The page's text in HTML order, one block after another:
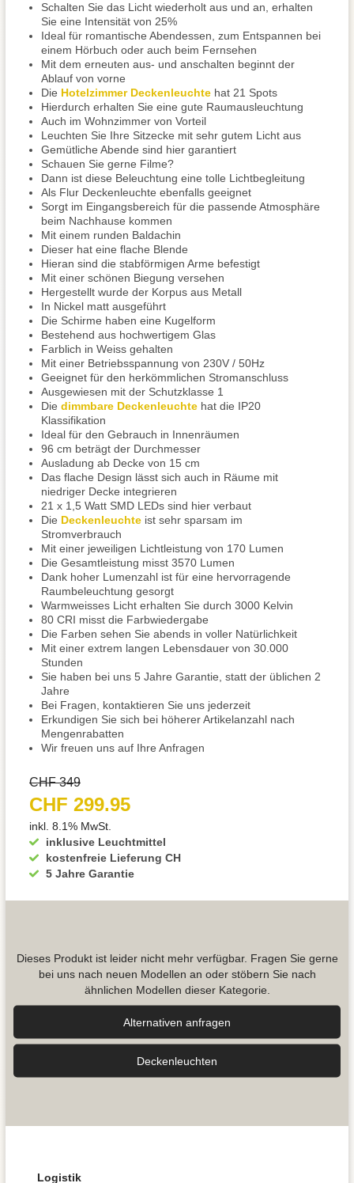
Schalten Sie das Licht wiederholt aus und an, erhalten
Sie eine Intensität von 25%
Ideal für romantische Abendessen, zum Entspannen bei
einem Hörbuch oder auch beim Fernsehen
Mit dem erneuten aus- und anschalten beginnt der
Ablauf von vorne
Die Hotelzimmer Deckenleuchte hat 21 Spots
Hierdurch erhalten Sie eine gute Raumausleuchtung
Auch im Wohnzimmer von Vorteil
Leuchten Sie Ihre Sitzecke mit sehr gutem Licht aus
Gemütliche Abende sind hier garantiert
Schauen Sie gerne Filme?
Dann ist diese Beleuchtung eine tolle Lichtbegleitung
Als Flur Deckenleuchte ebenfalls geeignet
Sorgt im Eingangsbereich für die passende Atmosphäre
beim Nachhause kommen
Mit einem runden Baldachin
Dieser hat eine flache Blende
Hieran sind die stabförmigen Arme befestigt
Mit einer schönen Biegung versehen
Hergestellt wurde der Korpus aus Metall
In Nickel matt ausgeführt
Die Schirme haben eine Kugelform
Bestehend aus hochwertigem Glas
Farblich in Weiss gehalten
Mit einer Betriebsspannung von 230V / 50Hz
Geeignet für den herkömmlichen Stromanschluss
Ausgewiesen mit der Schutzklasse 1
Die dimmbare Deckenleuchte hat die IP20
Klassifikation
Ideal für den Gebrauch in Innenräumen
96 cm beträgt der Durchmesser
Ausladung ab Decke von 15 cm
Das flache Design lässt sich auch in Räume mit
niedriger Decke integrieren
21 x 1,5 Watt SMD LEDs sind hier verbaut
Die Deckenleuchte ist sehr sparsam im
Stromverbrauch
Mit einer jeweiligen Lichtleistung von 170 Lumen
Die Gesamtleistung misst 3570 Lumen
Dank hoher Lumenzahl ist für eine hervorragende
Raumbeleuchtung gesorgt
Warmweisses Licht erhalten Sie durch 3000 Kelvin
80 CRI misst die Farbwiedergabe
Die Farben sehen Sie abends in voller Natürlichkeit
Mit einer extrem langen Lebensdauer von 30.000
Stunden
Sie haben bei uns 5 Jahre Garantie, statt der üblichen 2
Jahre
Bei Fragen, kontaktieren Sie uns jederzeit
Erkundigen Sie sich bei höherer Artikelanzahl nach
Mengenrabatten
Wir freuen uns auf Ihre Anfragen
inklusive Leuchtmittel
kostenfreie Lieferung CH
5 Jahre Garantie
CHF 349
CHF 299.95
inkl. 8.1% MwSt.
Dieses Produkt ist leider nicht mehr verfügbar. Fragen Sie gerne
bei uns nach neuen Modellen an oder stöbern Sie nach
ähnlichen Modellen dieser Kategorie.
Alternativen anfragen
Decken­leuchten
Logistik